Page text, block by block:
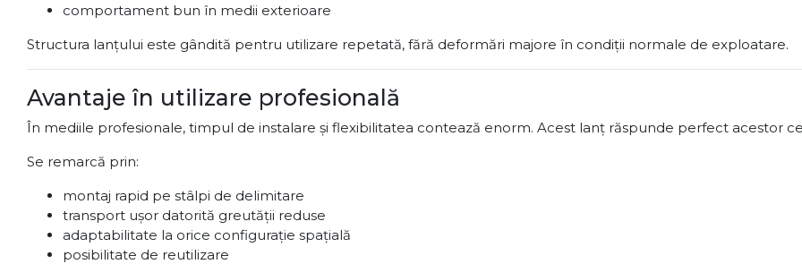
comportament bun în medii exterioare
Structura lanțului este gândită pentru utilizare repetată, fără deformări majore în condiții normale de exploatare.
Avantaje în utilizare profesională
În mediile profesionale, timpul de instalare și flexibilitatea contează enorm. Acest lanț răspunde perfect acestor
Se remarcă prin:
montaj rapid pe stâlpi de delimitare
transport ușor datorită greutății reduse
adaptabilitate la orice configurație spațială
posibilitate de reutilizare